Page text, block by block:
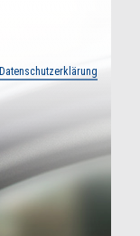
Datenschutzerklärung